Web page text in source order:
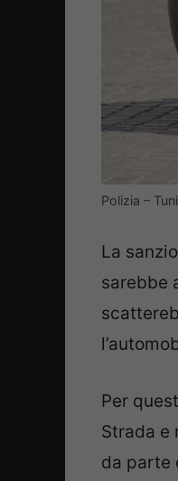
Polizia –
La
sarebbe
Per
Strada e
da parte